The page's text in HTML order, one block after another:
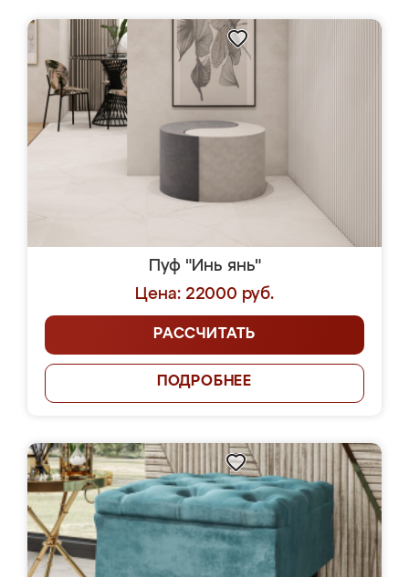
Пуф "Инь янь"
Цена: 22000 руб.
РАССЧИТАТЬ
ПОДРОБНЕЕ